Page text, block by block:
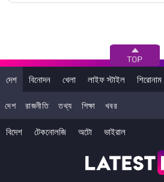
দেশ বিনোদন খেলা লাইফ স্টাইল শিরোনাম
দেশ রাজনীতি তথ্য শিক্ষা খবর
বিদেশ টেকনোলজি অটো ভাইরাল